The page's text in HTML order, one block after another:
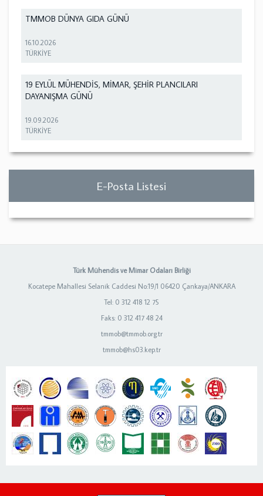
TMMOB DÜNYA GIDA GÜNÜ
16.10.2026
TÜRKİYE
19 EYLÜL MÜHENDİS, MİMAR, ŞEHİR PLANCILARI
DAYANIŞMA GÜNÜ
19.09.2026
TÜRKİYE
E-Posta Listesi
Türk Mühendis ve Mimar Odaları Birliği
Kocatepe Mahallesi Selanik Caddesi No:19/1 06420 Çankaya/ANKARA
Tel: 0 312 418 12 75
Faks: 0 312 417 48 24
tmmob@tmmob.org.tr
tmmob@hs03.kep.tr